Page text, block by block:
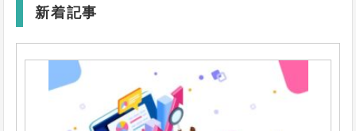
新着記事